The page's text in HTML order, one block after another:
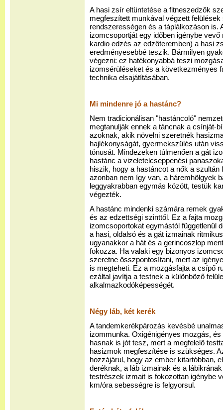
A hasi zsír eltüntetése a fitneszedzők
megfeszített munkával végzett
rendszerességen és a táplálkozáson is.
izomcsoportját egy időben igénybe
kardio edzés az edzőteremben) a hasi
eredményesebbé teszik. Bármilyen
végezni: ez hatékonyabbá teszi
izomsérüléseket és a következményes
technika elsajátításában.
Mi mindenre jó a hastánc?
Nem tradicionálisan "hastáncoló"
megtanulják ennek a táncnak a csínját-
azoknak, akik növelni szeretnék
hajlékonyságát, gyermekszülés után
tónusát. Mindezeken túlmenően a gát
hastánc a vizeletelcseppenési
hiszik, hogy a hastáncot a nők a
azonban nem így van, a háremhölgyek
leggyakrabban egymás között, testük
végezték.
A hastánc mindenki számára remek
és az edzettségi szinttől. Ez a fajta
izomcsoportokat egymástól függetlenül
a hasi, oldalsó és a gát izmainak
ugyanakkor a hát és a gerincoszlop
fokozza. Ha valaki egy bizonyos
szeretne összpontosítani, mert az
is megteheti. Ez a mozgásfajta a csípő
ezáltal javítja a testnek a különböző
alkalmazkodóképességét.
Négy láb, két kerék
A tandemkerékpározás kevésbé
izommunka. Oxigénigényes mozgás, és
hasnak is jót tesz, mert a megfelelő
hasizmok megfeszítése is szükséges.
hozzájárul, hogy az ember kitartóbban,
deréknak, a láb izmainak és a
testrészek izmait is fokozottan igénybe
km/óra sebességre is felgyorsul.